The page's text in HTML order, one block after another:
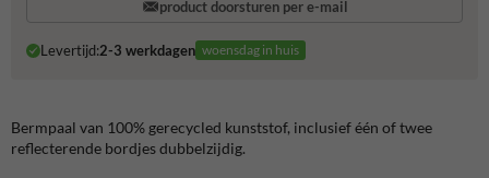
product doorsturen per e-mail
Levertijd:2-3 werkdagen woensdag in huis
Bermpaal van 100% gerecycled kunststof, inclusief één of twee
reflecterende bordjes dubbelzijdig.